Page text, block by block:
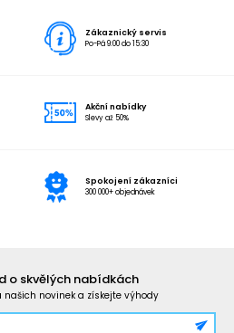
Zákaznický servis
Po-Pá 9:00 do 15:30
Akční nabídky
Slevy až 50%
Spokojení zákazníci
300 000+ objednávek
o skvělých nabídkách
našich novinek a získejte výhody